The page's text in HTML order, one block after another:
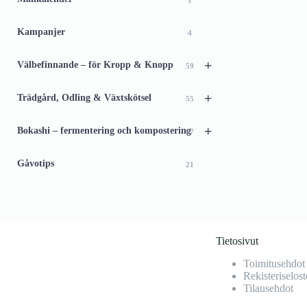
Kampanjer 4
+
Välbefinnande – för Kropp & Knopp 59
+
Trädgård, Odling & Växtskötsel 55
+
Bokashi – fermentering och kompostering
67
Gåvotips 21
Tietosivut
Toimitusehdot
Tilausehdot